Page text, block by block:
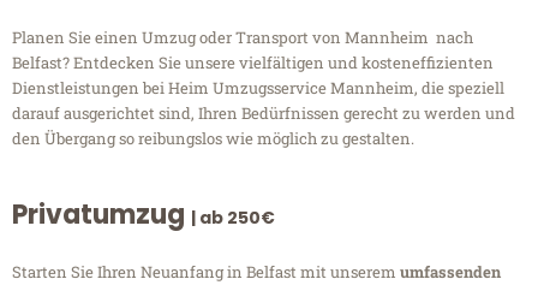
Planen Sie einen Umzug oder Transport von Mannheim nach
Belfast? Entdecken Sie unsere vielfältigen und kosteneffizienten
Dienstleistungen bei Heim Umzugsservice Mannheim, die speziell
darauf ausgerichtet sind, Ihren Bedürfnissen gerecht zu werden und
den Übergang so reibungslos wie möglich zu gestalten.
Privatumzug | ab 250€
Starten Sie Ihren Neuanfang in Belfast mit unserem umfassenden